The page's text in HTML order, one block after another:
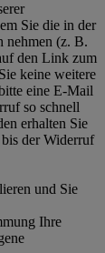
Sie die in der
nehmen (z. B.
den Link zum
keine weitere
eine E-Mail
so schnell
erhalten Sie
der Widerruf
und Sie
Ihre